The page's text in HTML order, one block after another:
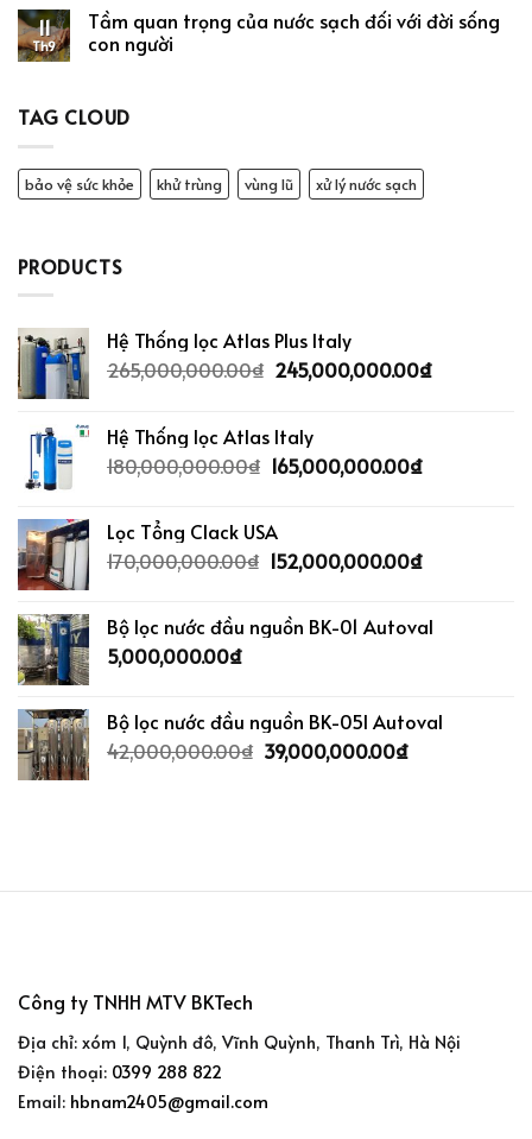
11
Th9
Tầm quan trọng của nước sạch đối với đời sống
con người
TAG CLOUD
bảo vệ sức khỏe khử trùng vùng lũ xử lý nước sạch
PRODUCTS
Hệ Thống lọc Atlas Plus Italy
265,000,000.00₫ 245,000,000.00₫
Hệ Thống lọc Atlas Italy
180,000,000.00₫ 165,000,000.00₫
Lọc Tổng Clack USA
170,000,000.00₫ 152,000,000.00₫
Bộ lọc nước đầu nguồn BK-01 Autoval
5,000,000.00₫
Bộ lọc nước đầu nguồn BK-05I Autoval
42,000,000.00₫ 39,000,000.00₫
Công ty TNHH MTV BKTech
Địa chỉ: xóm 1, Quỳnh đô, Vĩnh Quỳnh, Thanh Trì, Hà Nội
Điện thoại: 0399 288 822
Email: hbnam2405@gmail.com